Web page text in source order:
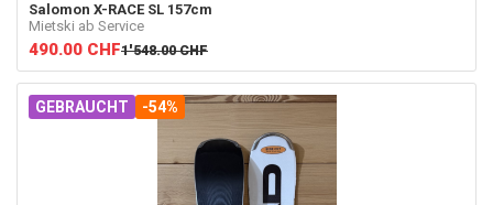
Salomon X-RACE SL 157cm
Mietski ab Service
490.00 CHF1'548.00 CHF
GEBRAUCHT -54%